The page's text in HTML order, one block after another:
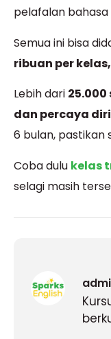
pelafalan
Semua ini bisa
ribuan per kelas,
Lebih dari
dan percaya diri
6 bulan, pastikan
Coba dulu kelas
selagi masih